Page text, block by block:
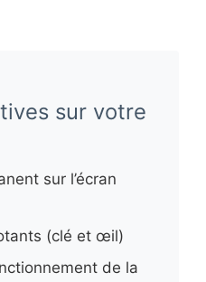
sur votre
sur l’écran
(clé et œil)
de la